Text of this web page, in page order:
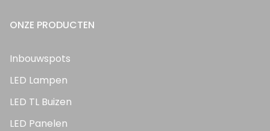
ONZE PRODUCTEN
Inbouwspots
LED Lampen
LED TL Buizen
LED Panelen